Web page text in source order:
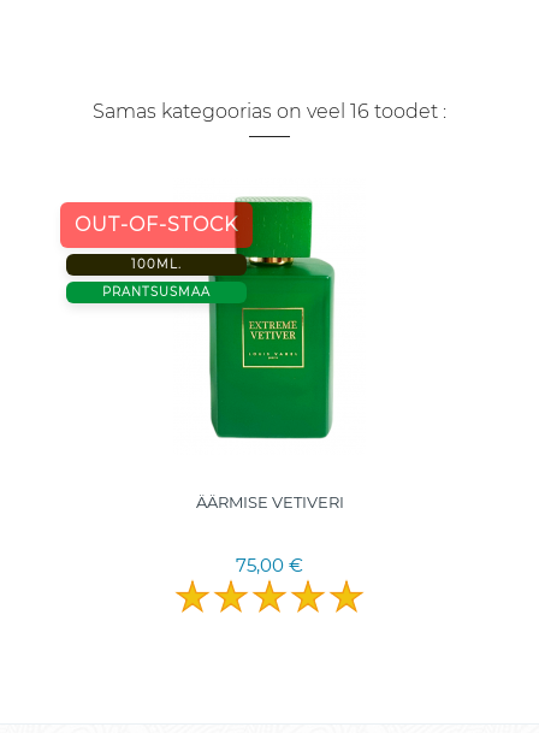
Samas kategoorias on veel 16 toodet :
OUT-OF-STOCK
100ML.
PRANTSUSMAA
ÄÄRMISE VETIVERI
75,00 €